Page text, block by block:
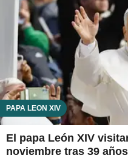
PAPA LEÓN XIV
El papa León XIV
noviembre tras 39